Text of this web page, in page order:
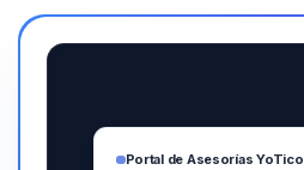
Portal de Asesorías YoTico